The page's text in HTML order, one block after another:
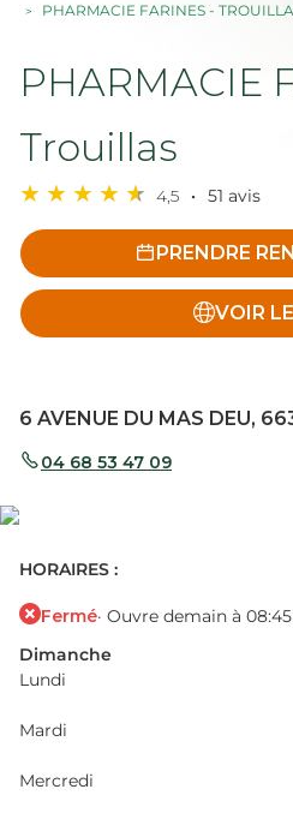
PHARMACIE FARINES -
PHARMACIE
Trouillas
4,5 51 avis
PRENDRE
VOIR
6 AVENUE DU MAS DEU,
04 68 53 47 09
HORAIRES :
Fermé· Ouvre demain à 08:45
Dimanche
Lundi
Mardi
Mercredi